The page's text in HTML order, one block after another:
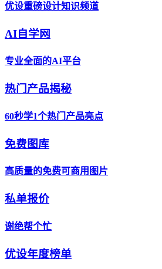
优设重磅设计知识频道
AI自学网
专业全面的AI平台
热门产品揭秘
60秒学1个热门产品亮点
免费图库
高质量的免费可商用图片
私单报价
谢绝帮个忙
优设年度榜单